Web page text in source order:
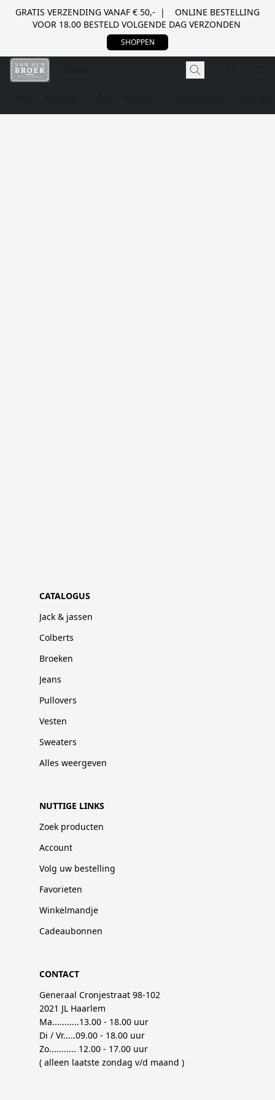
GRATIS VERZENDING VANAF € 50,- | ONLINE BESTELLING
VOOR 18.00 BESTELD VOLGENDE DAG VERZONDEN
SHOPPEN
CATALOGUS
Jack & jassen
Colberts
Broeken
Jeans
Pullovers
Vesten
Sweaters
Alles weergeven
NUTTIGE LINKS
Zoek producten
Account
Volg uw bestelling
Favorieten
Winkelmandje
Cadeaubonnen
CONTACT
Generaal Cronjestraat 98-102
2021 JL Haarlem
Ma...........13.00 - 18.00 uur
Di / Vr.....09.00 - 18.00 uur
Zo........... 12.00 - 17.00 uur
( alleen laatste zondag v/d maand )